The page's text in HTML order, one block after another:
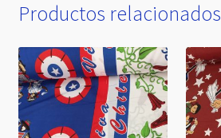
Productos relacionados